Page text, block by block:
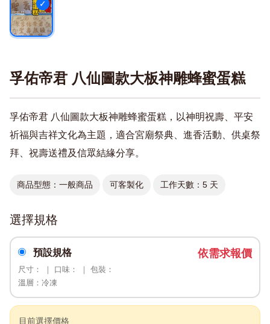
孚佑帝君 八仙圖款大板神雕蜂蜜蛋糕
孚佑帝君 八仙圖款大板神雕蜂蜜蛋糕，以神明祝壽、平安
祈福與吉祥文化為主題，適合宮廟祭典、進香活動、供桌祭
拜、祝壽送禮及信眾結緣分享。
商品型態：一般商品 可客製化 工作天數：5 天
選擇規格
預設規格
尺寸： ｜ 口味： ｜ 包裝：
溫層：冷凍
依需求報價
目前選擇價格